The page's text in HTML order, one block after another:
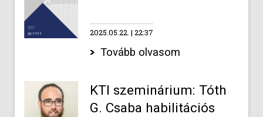
2025.05.22. 22:37
Tovább olvasom
KTI szeminárium: Tóth
G. Csaba habilitációs